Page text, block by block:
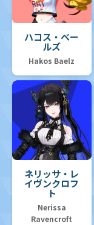
ハコス・ベー
ルズ
Hakos Baelz
ネリッサ・レ
イヴンクロフ
ト
Nerissa
Ravencroft